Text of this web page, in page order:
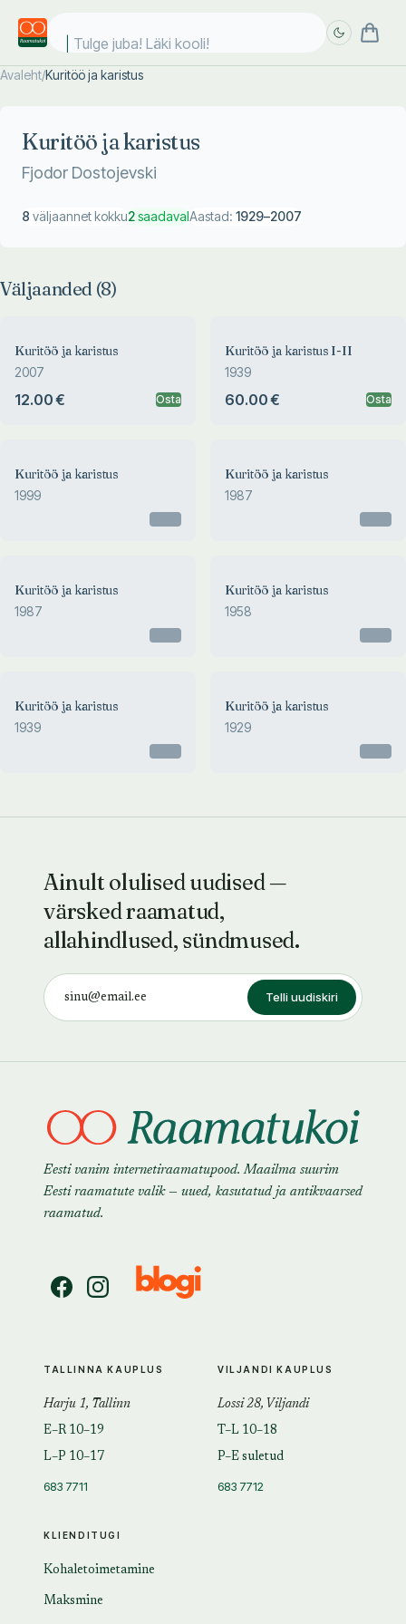
Tulge juba! Läki kooli!
Avaleht/Kuritöö ja karistus
Kuritöö ja karistus
Fjodor Dostojevski
8 väljaannet kokku2saadavalAastad: 1929–2007
Väljaanded (8)
Kuritöö ja karistus
2007
12.00 € Osta
Kuritöö ja karistus I-II
1939
60.00 € Osta
Kuritöö ja karistus
1999
Kuritöö ja karistus
1987
Kuritöö ja karistus
1987
Kuritöö ja karistus
1958
KURITÖÖ JA KARISTUS
Kuritöö ja karistus
1939
KURITÖÖ JA KARISTUS
Kuritöö ja karistus
1929
Ainult olulised uudised —
värsked raamatud,
allahindlused, sündmused.
Telli uudiskiri
Eesti vanim internetiraamatupood. Maailma suurim
Eesti raamatute valik — uued, kasutatud ja antikvaarsed
raamatud.
KLIENDITUGI
Kohaletoimetamine
Maksmine
TALLINNA KAUPLUS
Harju 1, Tallinn
E–R 10–19
L–P 10–17
683 7711
VILJANDI KAUPLUS
Lossi 28, Viljandi
T–L 10–18
P–E suletud
683 7712